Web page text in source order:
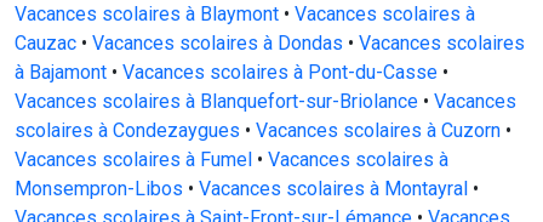
Vacances scolaires à Blaymont • Vacances scolaires à
Cauzac • Vacances scolaires à Dondas • Vacances scolaires
à Bajamont • Vacances scolaires à Pont-du-Casse •
Vacances scolaires à Blanquefort-sur-Briolance • Vacances
scolaires à Condezaygues • Vacances scolaires à Cuzorn •
Vacances scolaires à Fumel • Vacances scolaires à
Monsempron-Libos • Vacances scolaires à Montayral •